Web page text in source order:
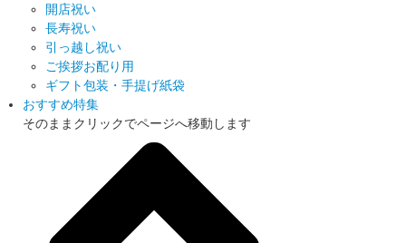
開店祝い
長寿祝い
引っ越し祝い
ご挨拶お配り用
ギフト包装・手提げ紙袋
おすすめ特集
そのままクリックでページへ移動します